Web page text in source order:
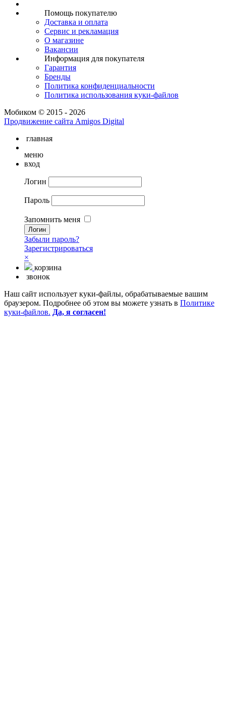
Помощь покупателю
Доставка и оплата
Сервис и рекламация
О магазине
Вакансии
Информация для покупателя
Гарантия
Бренды
Политика конфиденциальности
Политика использования куки-файлов
Мобиком © 2015 - 2026
Продвижение сайта Amigos Digital
главная
меню
вход
Логин
Пароль
Запомнить меня
Забыли пароль?
Зарегистрироваться
×
корзина
звонок
Наш сайт использует куки-файлы, обрабатываемые вашим
браузером. Подробнее об этом вы можете узнать в Политике
куки-файлов. Да, я согласен!